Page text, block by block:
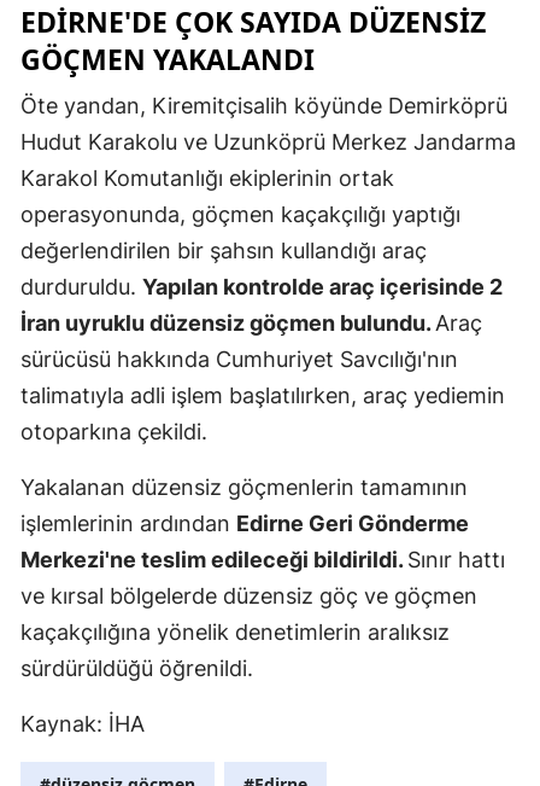
Kayseri
Kırşehir
Konya
Malatya
Manisa
Muğla
Muş
Nevşehir
EDIRNE'DE ÇOK SAYIDA DÜZENSIZ
GÖÇMEN YAKALANDI
Öte yandan, Kiremitçisalih köyünde Demirköprü
Hudut Karakolu ve Uzunköprü Merkez Jandarma
Karakol Komutanlığı ekiplerinin ortak
operasyonunda, göçmen kaçakçılığı yaptığı
değerlendirilen bir şahsın kullandığı araç
durduruldu. Yapılan kontrolde araç içerisinde 2
İran uyruklu düzensiz göçmen bulundu.Araç
sürücüsü hakkında Cumhuriyet Savcılığı'nın
talimatıyla adli işlem başlatılırken, araç yediemin
otoparkına çekildi.
Yakalanan düzensiz göçmenlerin tamamının
işlemlerinin ardından Edirne Geri Gönderme
Merkezi'ne teslim edileceği bildirildi.Sınır hattı
ve kırsal bölgelerde düzensiz göç ve göçmen
kaçakçılığına yönelik denetimlerin aralıksız
sürdürüldüğü öğrenildi.
Kaynak: İHA